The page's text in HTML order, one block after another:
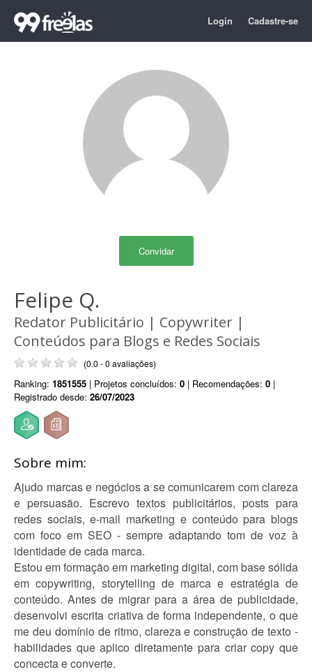
Login Cadastre-se
Convidar
Felipe Q.
Redator Publicitário | Copywriter |
Conteúdos para Blogs e Redes Sociais
(0.0 - 0 avaliações)
Ranking: 1851555 | Projetos concluídos: 0 | Recomendações: 0 |
Registrado desde: 26/07/2023
Sobre mim:
Ajudo marcas e negócios a se comunicarem com clareza
e persuasão. Escrevo textos publicitários, posts para
redes sociais, e-mail marketing e conteúdo para blogs
com foco em SEO - sempre adaptando tom de voz à
identidade de cada marca.
Estou em formação em marketing digital, com base sólida
em copywriting, storytelling de marca e estratégia de
conteúdo. Antes de migrar para a área de publicidade,
desenvolvi escrita criativa de forma independente, o que
me deu domínio de ritmo, clareza e construção de texto -
habilidades que aplico diretamente para criar copy que
concecta e converte.